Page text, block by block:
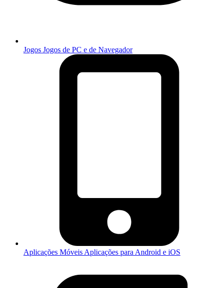
Jogos Jogos de PC e de Navegador
Aplicações Móveis Aplicações para Android e iOS